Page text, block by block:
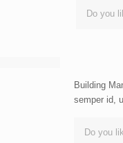
Do you
Building
semper id,
Do you